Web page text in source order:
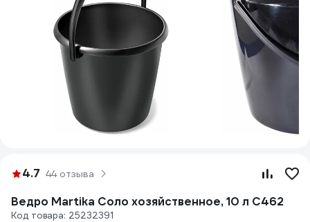
4.7 44 отзыва
Ведро Martika Соло хозяйственное, 10 л С462
Код товара: 25232391